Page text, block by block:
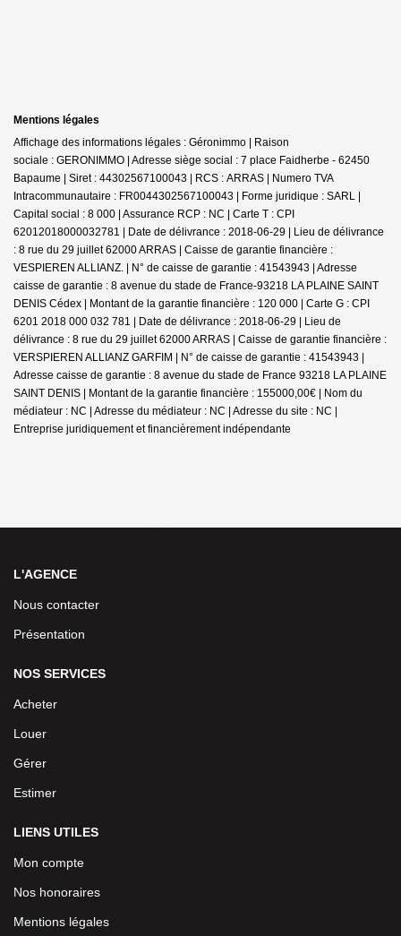
Mentions légales
Affichage des informations légales : Géronimmo | Raison
sociale : GERONIMMO | Adresse siège social : 7 place Faidherbe - 62450
Bapaume | Siret : 44302567100043 | RCS : ARRAS | Numero TVA
Intracommunautaire : FR0044302567100043 | Forme juridique : SARL |
Capital social : 8 000 | Assurance RCP : NC | Carte T : CPI
62012018000032781 | Date de délivrance : 2018-06-29 | Lieu de délivrance
: 8 rue du 29 juillet 62000 ARRAS | Caisse de garantie financière :
VESPIEREN ALLIANZ. | N° de caisse de garantie : 41543943 | Adresse
caisse de garantie : 8 avenue du stade de France-93218 LA PLAINE SAINT
DENIS Cédex | Montant de la garantie financière : 120 000 | Carte G : CPI
6201 2018 000 032 781 | Date de délivrance : 2018-06-29 | Lieu de
délivrance : 8 rue du 29 juillet 62000 ARRAS | Caisse de garantie financière :
VERSPIEREN ALLIANZ GARFIM | N° de caisse de garantie : 41543943 |
Adresse caisse de garantie : 8 avenue du stade de France 93218 LA PLAINE
SAINT DENIS | Montant de la garantie financière : 155000,00€ | Nom du
médiateur : NC | Adresse du médiateur : NC | Adresse du site : NC |
Entreprise juridiquement et financièrement indépendante
L'AGENCE
Nous contacter
Présentation
NOS SERVICES
Acheter
Louer
Gérer
Estimer
LIENS UTILES
Mon compte
Nos honoraires
Mentions légales